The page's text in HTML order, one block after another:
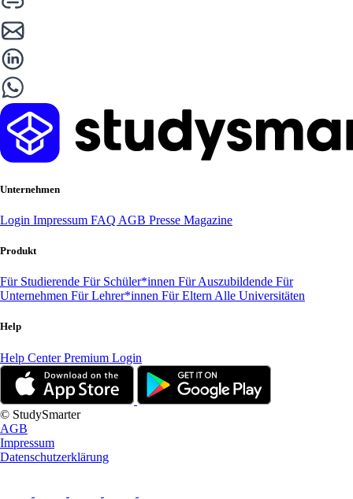
Unternehmen
Login Impressum FAQ AGB Presse Magazine
Produkt
Für Studierende Für Schüler*innen Für Auszubildende Für
Unternehmen Für Lehrer*innen Für Eltern Alle Universitäten
Help
Help CenterPremium Login
© StudySmarter
AGB
Impressum
Datenschutzerklärung